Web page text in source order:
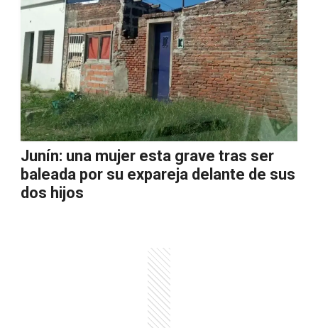
Junín: una mujer esta grave tras ser
baleada por su expareja delante de sus
dos hijos